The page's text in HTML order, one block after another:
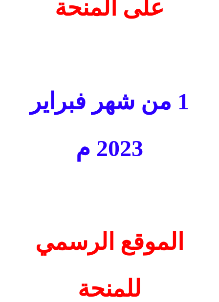
على المنحة
1 من شهر فبراير
2023 م
الموقع الرسمي
للمنحة